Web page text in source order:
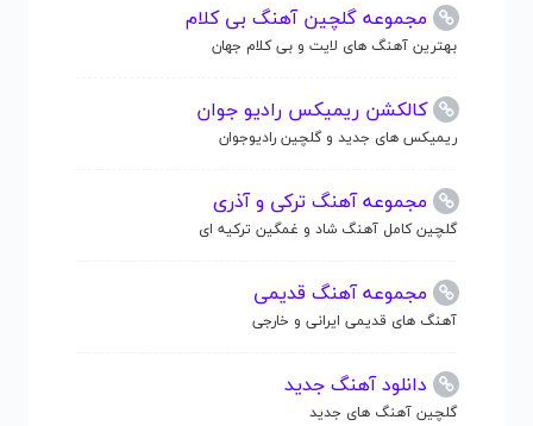
مجموعه گلچین آهنگ بی کلام
بهترین آهنگ های لایت و بی کلام جهان
کالکشن ریمیکس رادیو جوان
ریمیکس های جدید و گلچین رادیوجوان
مجموعه آهنگ ترکی و آذری
گلچین کامل آهنگ شاد و غمگین ترکیه ای
مجموعه آهنگ قدیمی
آهنگ های قدیمی ایرانی و خارجی
دانلود آهنگ جدید
گلچین آهنگ های جدید